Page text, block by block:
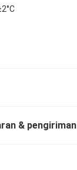
& pengiriman